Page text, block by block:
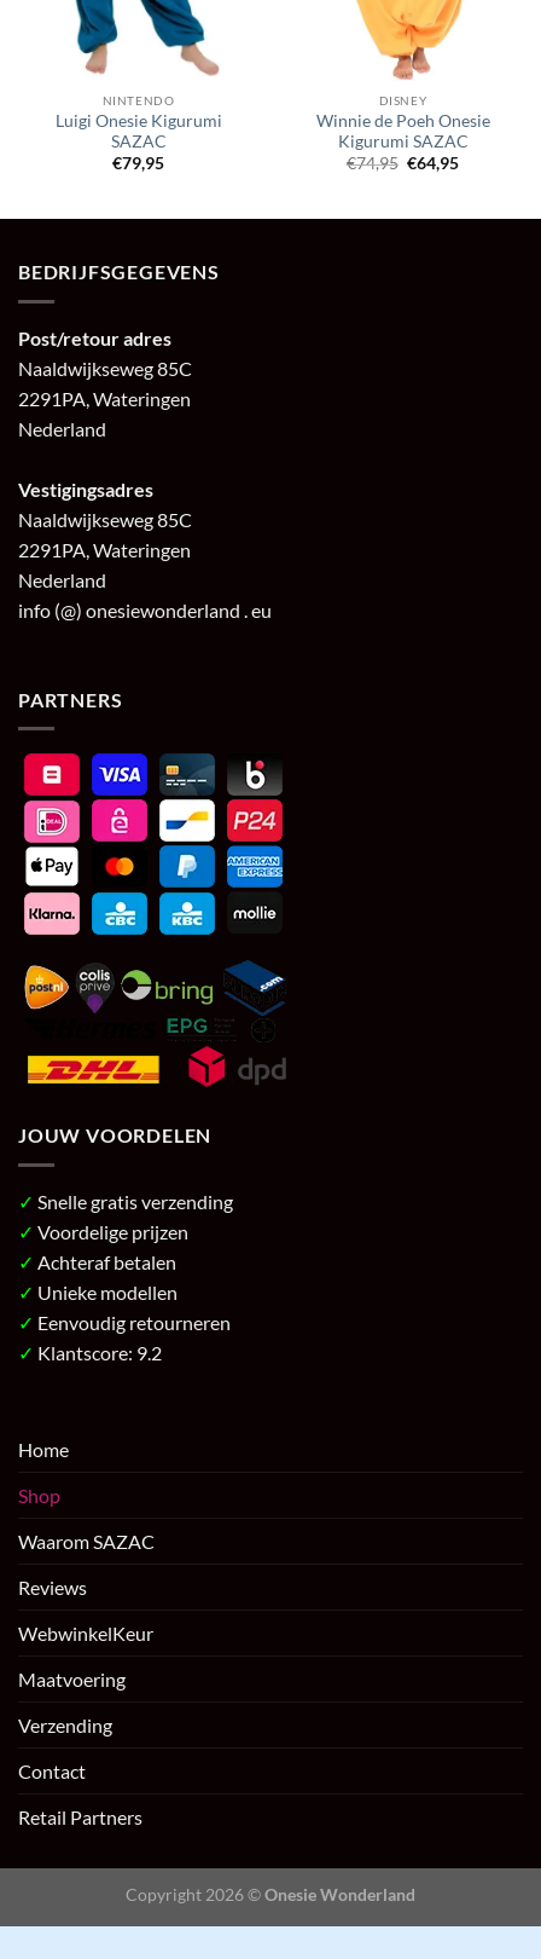
NINTENDO
Luigi Onesie Kigurumi
SAZAC
€79,95
DISNEY
Winnie de Poeh Onesie
Kigurumi SAZAC
€74,95 Oorspronkelijke
prijs
€64,95Huidige
BEDRIJFSGEGEVENS
Post/retour adres
Naaldwijkseweg 85C
2291PA, Wateringen
Nederland
Vestigingsadres
Naaldwijkseweg 85C
2291PA, Wateringen
Nederland
info (@) onesiewonderland . eu
PARTNERS
JOUW VOORDELEN
✓ Snelle gratis verzending
✓ Voordelige prijzen
✓ Achteraf betalen
✓ Unieke modellen
✓ Eenvoudig retourneren
✓ Klantscore: 9.2
Home
Shop
Waarom SAZAC
Reviews
WebwinkelKeur
Maatvoering
Verzending
Contact
Retail Partners
Copyright 2026 ©Onesie Wonderland